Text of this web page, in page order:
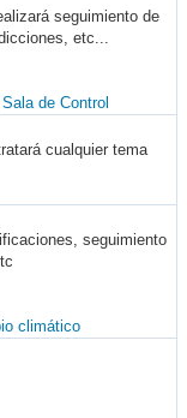
seguimiento de
etc...
Sala de Control
cualquier tema
seguimiento
climático